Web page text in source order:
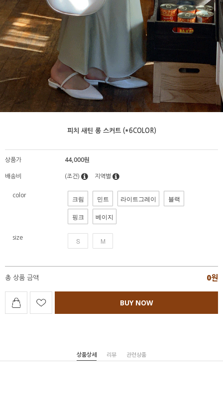
피치 새틴 롱 스커트 (*6COLOR)
상품가 44,000원
배송비 (조건) 지역별
color 크림 민트 라이트그레이 블랙
핑크 베이지
size S M
총 상품 금액 0원
BUY NOW
상품상세 리뷰 관련상품